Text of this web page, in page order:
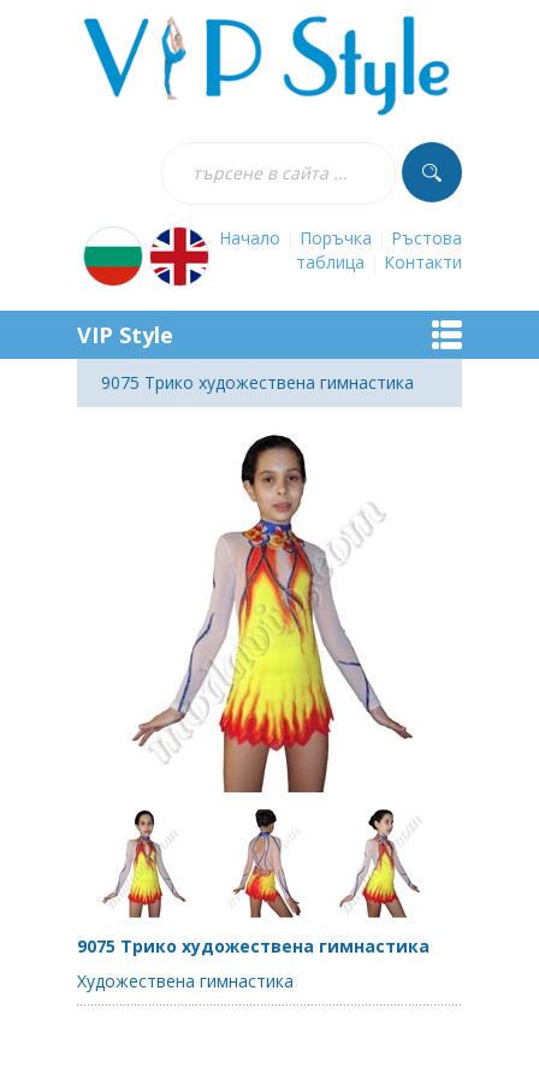
Начало Поръчка
Ръстова
таблица
Контакти
VIP Style
9075 Трико художествена гимнастика
9075 Трико художествена гимнастика
Художествена гимнастика